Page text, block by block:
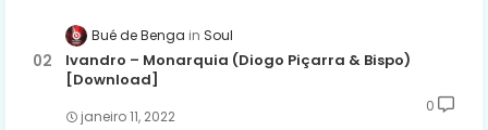
Bué de Benga Soul
Ivandro – Monarquia (Diogo Piçarra & Bispo)
[Download]
janeiro 11, 2022
0